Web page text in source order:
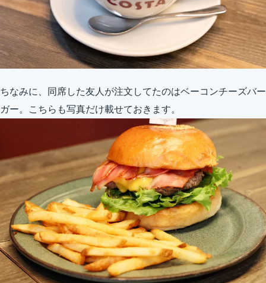
ちなみに、同席した友人が注文してたのはベーコンチーズバー
ガー。こちらも写真だけ載せておきます。